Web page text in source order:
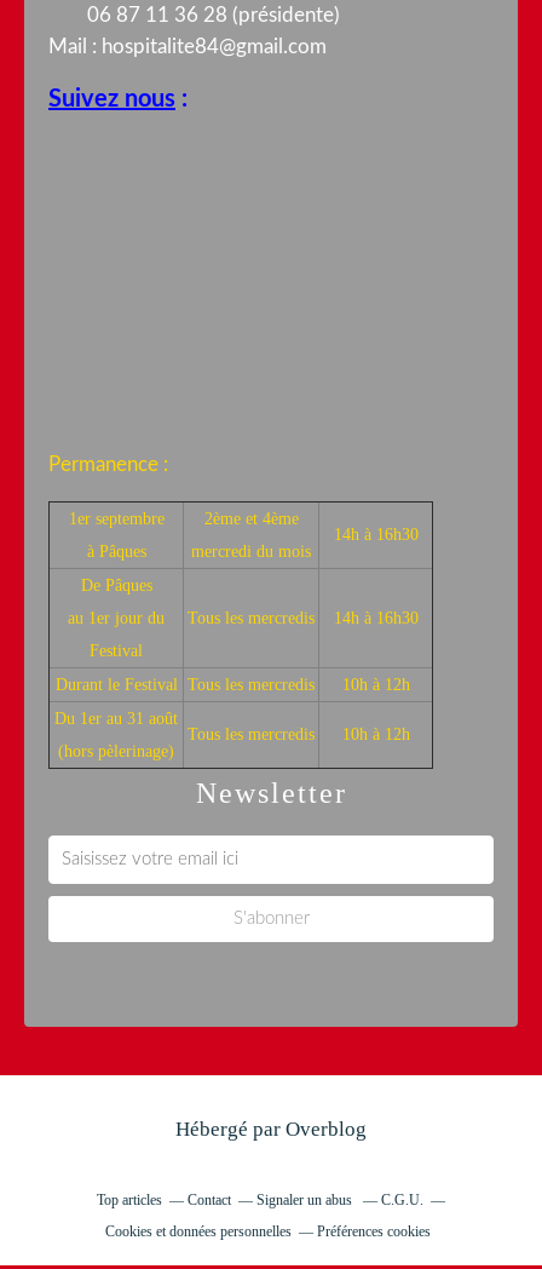
Newsletter
06 87 11 36 28 (présidente)
Mail : hospitalite84@gmail.com
Suivez nous :
Permanence :
1er septembre
à Pâques
2ème et 4ème
mercredi du mois
14h à 16h30
De Pâques
au 1er jour du
Festival
Tous les mercredis 14h à 16h30
Durant le Festival Tous les mercredis
10h à 12h
Du 1er au 31 août
(hors pèlerinage)
Tous les mercredis 10h à 12h
Hébergé par Overblog
Top articles Contact Signaler un abus
C.G.U.
Cookies et données personnelles
Préférences cookies